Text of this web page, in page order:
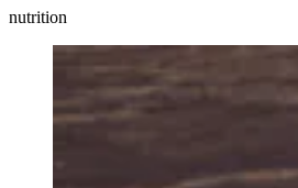
nutrition